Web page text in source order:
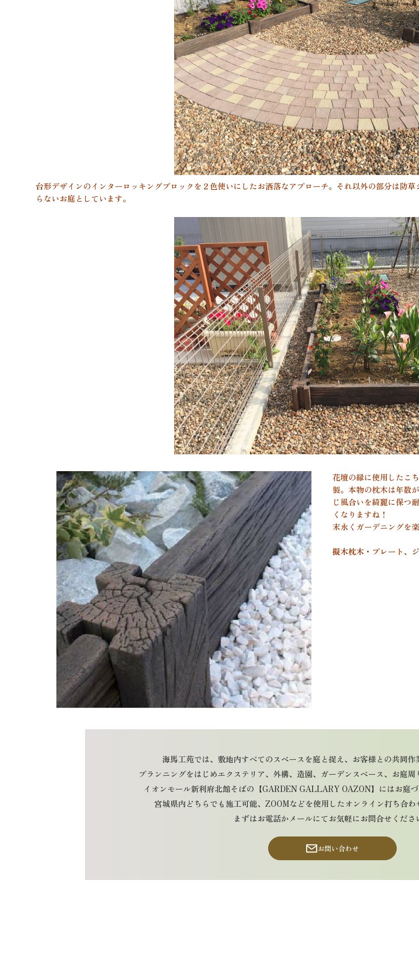
台形デザインのインターロッキングブロックを２色使いにしたお洒落なアプローチ。それ以外の部分は防
らないお庭としています。
花壇の縁に使用したこ
製。本物の枕木は年数
じ風合いを綺麗に保つ
くなりますね！
末永くガーデニングを
擬木枕木・プレート、
海馬工苑では、敷地内すべてのスペースを庭と捉え、お客様との共同作
プランニングをはじめエクステリア、外構、造園、ガーデンスペース、お庭周
イオンモール新利府北館そばの【GARDEN GALLARY OAZON】にはお庭づ
宮城県内どちらでも施工可能、ZOOMなどを使用したオンライン打ち合わ
まずはお電話かメールにてお気軽にお問合せくださ
お問い合わせ